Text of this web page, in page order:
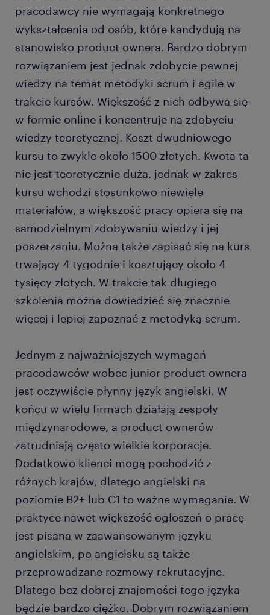
pracodawcy nie wymagają konkretnego
wykształcenia od osób, które kandydują na
stanowisko product ownera. Bardzo dobrym
rozwiązaniem jest jednak zdobycie pewnej
wiedzy na temat metodyki scrum i agile w
trakcie kursów. Większość z nich odbywa się
w formie online i koncentruje na zdobyciu
wiedzy teoretycznej. Koszt dwudniowego
kursu to zwykle około 1500 złotych. Kwota ta
nie jest teoretycznie duża, jednak w zakres
kursu wchodzi stosunkowo niewiele
materiałów, a większość pracy opiera się na
samodzielnym zdobywaniu wiedzy i jej
poszerzaniu. Można także zapisać się na kurs
trwający 4 tygodnie i kosztujący około 4
tysięcy złotych. W trakcie tak długiego
szkolenia można dowiedzieć się znacznie
więcej i lepiej zapoznać z metodyką scrum.
Jednym z najważniejszych wymagań
pracodawców wobec junior product ownera
jest oczywiście płynny język angielski. W
końcu w wielu firmach działają zespoły
międzynarodowe, a product ownerów
zatrudniają często wielkie korporacje.
Dodatkowo klienci mogą pochodzić z
różnych krajów, dlatego angielski na
poziomie B2+ lub C1 to ważne wymaganie. W
praktyce nawet większość ogłoszeń o pracę
jest pisana w zaawansowanym języku
angielskim, po angielsku są także
przeprowadzane rozmowy rekrutacyjne.
Dlatego bez dobrej znajomości tego języka
będzie bardzo ciężko. Dobrym rozwiązaniem